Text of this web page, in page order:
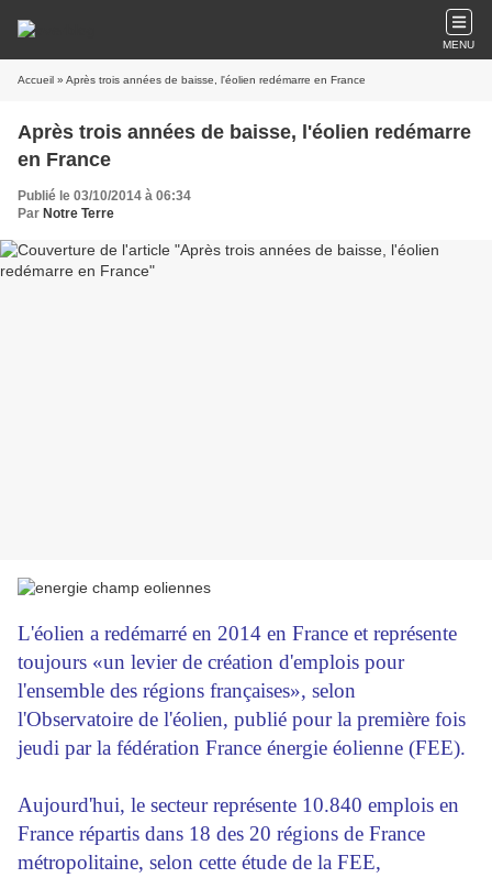
MENU
Accueil » Après trois années de baisse, l'éolien redémarre en France
Après trois années de baisse, l'éolien redémarre
en France
Publié le 03/10/2014 à 06:34
Par Notre Terre
L'éolien a redémarré en 2014 en France et représente
toujours «un levier de création d'emplois pour
l'ensemble des régions françaises», selon
l'Observatoire de l'éolien, publié pour la première fois
jeudi par la fédération France énergie éolienne (FEE).
Aujourd'hui, le secteur représente 10.840 emplois en
France répartis dans 18 des 20 régions de France
métropolitaine, selon cette étude de la FEE,